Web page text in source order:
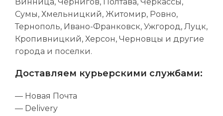
Сумы, Хмельницкий, Житомир, Ровно,
Тернополь, Ивано-Франковск, Ужгород, Луцк,
Кропивницкий, Херсон, Черновцы и другие
города и поселки.
Доставляем курьерскими службами:
— Новая Почта
— Delivery